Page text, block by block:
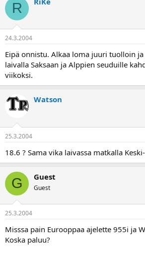
R
24.3.2004
Eipä onnistu. Alkaa loma juuri tuolloin
laivalla Saksaan ja Alppien seuduille
viikoksi.
Watson
25.3.2004
18.6 ? Sama vika laivassa matkalla
G Guest
Guest
25.3.2004
Misssa pain Eurooppaa ajelette 955i ja
Koska paluu?